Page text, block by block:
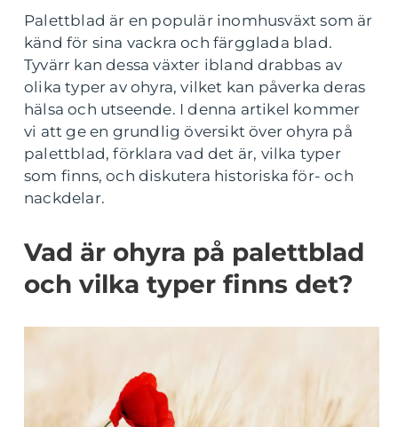
Palettblad är en populär inomhusväxt som är
känd för sina vackra och färgglada blad.
Tyvärr kan dessa växter ibland drabbas av
olika typer av ohyra, vilket kan påverka deras
hälsa och utseende. I denna artikel kommer
vi att ge en grundlig översikt över ohyra på
palettblad, förklara vad det är, vilka typer
som finns, och diskutera historiska för- och
nackdelar.
Vad är ohyra på palettblad
och vilka typer finns det?